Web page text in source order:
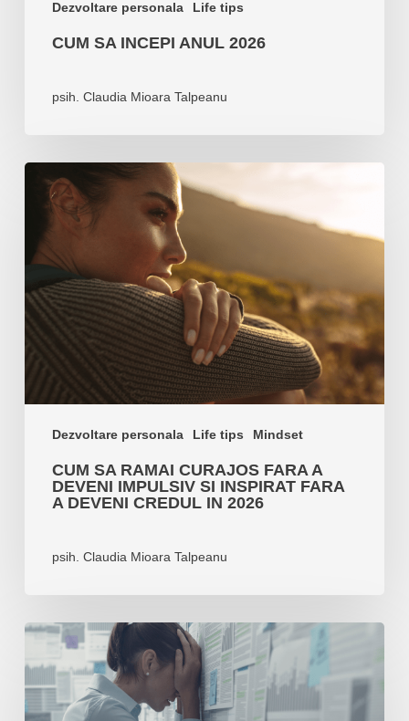
Dezvoltare personala Life tips
CUM SA INCEPI ANUL 2026
psih. Claudia Mioara Talpeanu
Dezvoltare personala Life tips Mindset
curajos
fara
deveni
impulsiv
si
fara
credulCUM SA RAMAI CURAJOS FARA A
DEVENI IMPULSIV SI INSPIRAT FARA
A DEVENI CREDUL IN 2026
psih. Claudia Mioara Talpeanu
Cum
invat